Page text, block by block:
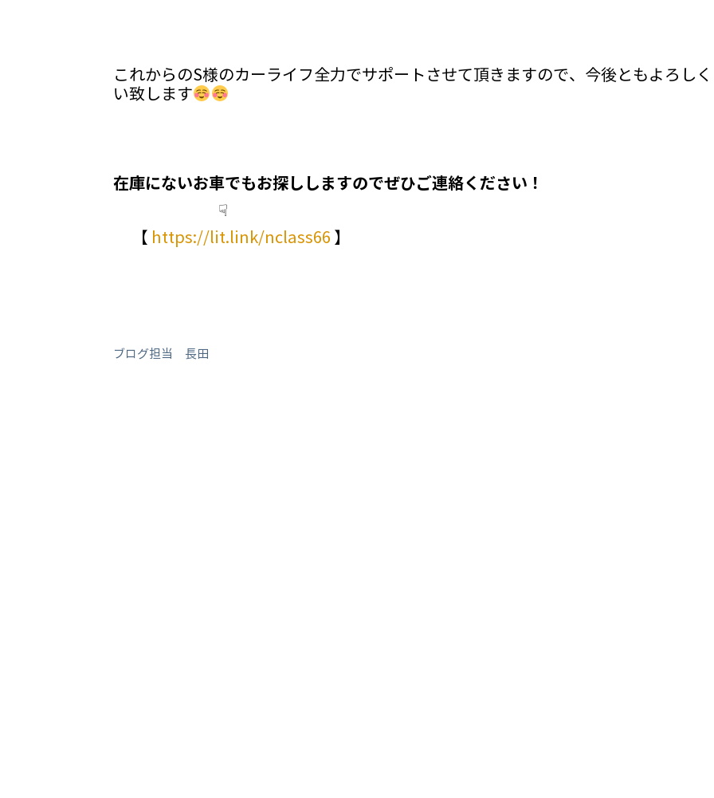
これからのS様のカーライフ全力でサポートさせて頂きますので、今後ともよろし
い致します
在庫にないお車でもお探ししますのでぜひご連絡ください！
☟
【 https://lit.link/nclass66 】
ブログ担当 長田